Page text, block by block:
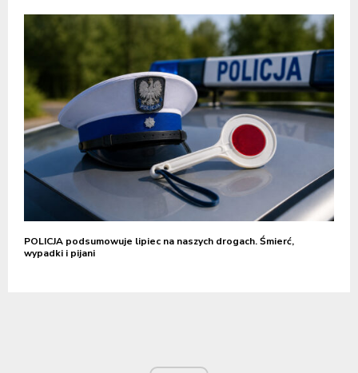
POLICJA podsumowuje lipiec na naszych drogach. Śmierć,
wypadki i pijani